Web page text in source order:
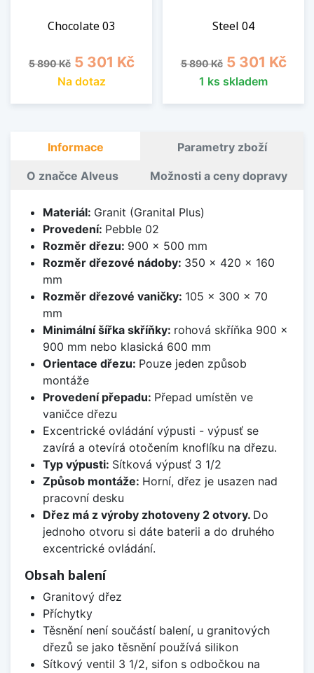
Chocolate 03
Běžná cena
5 890 Kč Cena
5 301 Kč
Na dotaz
Steel 04
Běžná cena
5 890 Kč Cena
5 301 Kč
1 ks skladem
Informace Parametry zboží
O značce Alveus Možnosti a ceny dopravy
Materiál: Granit (Granital Plus)
Provedení: Pebble 02
Rozměr dřezu: 900 x 500 mm
Rozměr dřezové nádoby: 350 x 420 x 160
mm
Rozměr dřezové vaničky: 105 x 300 x 70
mm
Minimální šířka skříňky: rohová skříňka 900 x
900 mm nebo klasická 600 mm
Orientace dřezu: Pouze jeden způsob
montáže
Provedení přepadu: Přepad umístěn ve
vaničce dřezu
Excentrické ovládání výpusti - výpusť se
zavírá a otevírá otočením knoflíku na dřezu.
Typ výpusti: Sítková výpusť 3 1/2
Způsob montáže: Horní, dřez je usazen nad
pracovní desku
Dřez má z výroby zhotoveny 2 otvory. Do
jednoho otvoru si dáte baterii a do druhého
excentrické ovládání.
Obsah balení
Granitový dřez
Příchytky
Těsnění není součástí balení, u granitových
dřezů se jako těsnění používá silikon
Sítkový ventil 3 1/2, sifon s odbočkou na